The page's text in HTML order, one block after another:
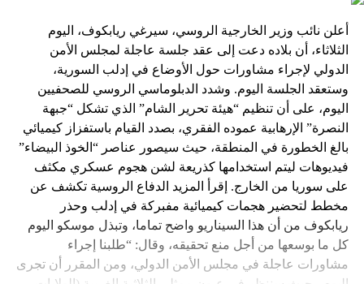
أعلن نائب وزير الخارجية الروسي، سيرغي ريابكوف، اليوم
الثلاثاء، أن بلاده دعت إلى عقد جلسة عاجلة لمجلس الأمن
الدولي لإجراء مشاورات حول الأوضاع في إدلب السورية،
وستعقد الجلسة اليوم. وشدد الدبلوماسي الروسي للصحفيين
اليوم، على أن تنظيم “هيئة تحرير الشام” الذي تشكل “جبهة
النصرة” الإرهابية عموده الفقري، بصدد القيام باستفزاز كيميائي
بالغ الخطورة في المنطقة، حيث سيصور عناصر “الخوذ البيضاء”
فيديوهات ليتم استخدامها كذريعة لشن هجوم عسكري مكثف
على سوريا من الخارج. إقرأ المزيد الدفاع الروسية تكشف عن
مخطط لتحضير هجمات كيميائية مفبركة في إدلب وحذر
ريابكوف من أن هذا السيناريو واضح تماما، وتبذل موسكو اليوم
كل ما بوسعها من أجل منع تحقيقه، وقال: “طلبنا إجراء
مشاورات عاجلة في مجلس الأمن الدولي، ومن المقرر أن تجرى